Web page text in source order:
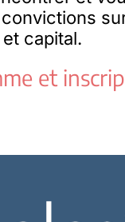
capital.
et